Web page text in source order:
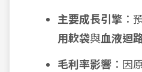
主要成長引擎 ：
用軟袋與血液迴
毛利率影響 ：因